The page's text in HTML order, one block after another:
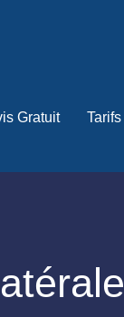
Gratuit Tarifs